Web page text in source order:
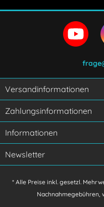
Ich habe die
verstanden und stimme zu.
Mit * gekennzeichnete
Versandinformationen
Zahlungsinformationen
Informationen
Newsletter
* Alle Preise inkl. gesetzl.
Nachnahmegebühren,